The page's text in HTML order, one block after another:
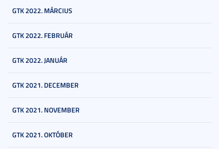
GTK 2022. MÁRCIUS
GTK 2022. FEBRUÁR
GTK 2022. JANUÁR
GTK 2021. DECEMBER
GTK 2021. NOVEMBER
GTK 2021. OKTÓBER